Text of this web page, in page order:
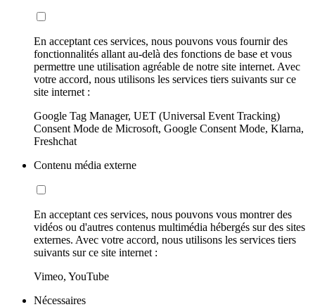
En acceptant ces services, nous pouvons vous fournir des
fonctionnalités allant au-delà des fonctions de base et vous
permettre une utilisation agréable de notre site internet. Avec
votre accord, nous utilisons les services tiers suivants sur ce
site internet :
Google Tag Manager, UET (Universal Event Tracking)
Consent Mode de Microsoft, Google Consent Mode, Klarna,
Freshchat
Contenu média externe
En acceptant ces services, nous pouvons vous montrer des
vidéos ou d'autres contenus multimédia hébergés sur des sites
externes. Avec votre accord, nous utilisons les services tiers
suivants sur ce site internet :
Vimeo, YouTube
Nécessaires